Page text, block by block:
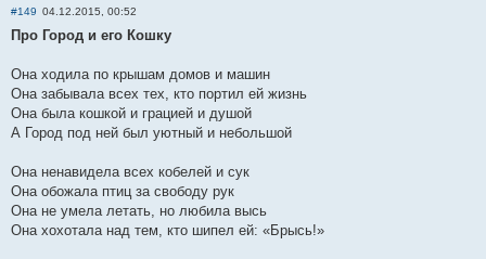
#149 04.12.2015, 00:52
Про Город и его Кошку
Она ходила по крышам домов и машин
Она забывала всех тех, кто портил ей жизнь
Она была кошкой и грацией и душой
А Город под ней был уютный и небольшой
Она ненавидела всех кобелей и сук
Она обожала птиц за свободу рук
Она не умела летать, но любила высь
Она хохотала над тем, кто шипел ей: «Брысь!»